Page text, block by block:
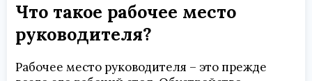
Что такое рабочее место
руководителя?
Рабочее место руководителя – это прежде